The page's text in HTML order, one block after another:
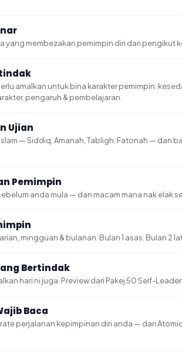
yang membezakan pemimpin diri dari pengikut
amalkan untuk bina karakter pemimpin:
pengaruh & pembelajaran.
Ujian
— Siddiq, Amanah, Tabligh, Fatonah — dan
Pemimpin
anda mula — dan macam mana nak elak
mingguan & bulanan. Bulan 1 asas. Bulan 2
Bertindak
hari ni juga. Preview dari Pakej 50 Self-
Baca
perjalanan kepimpinan diri anda — dari